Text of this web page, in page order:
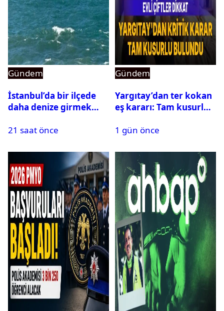
Gündem
İstanbul’da bir ilçede
daha denize girmek
21 saat önce
Gündem
Yargıtay’dan ter kokan
eş kararı: Tam kusurlu
1 gün önce